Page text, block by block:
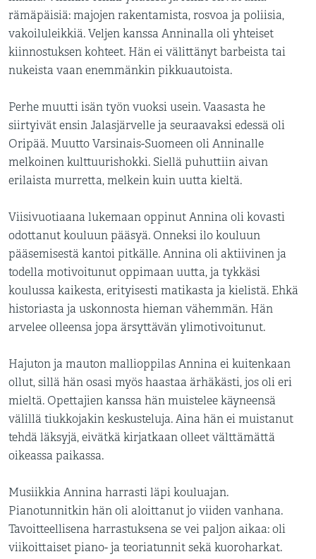
rämäpäisiä: majojen rakentamista, rosvoa ja poliisia,
vakoiluleikkiä. Veljen kanssa Anninalla oli yhteiset
kiinnostuksen kohteet. Hän ei välittänyt barbeista tai
nukeista vaan enemmänkin pikkuautoista.
Perhe muutti isän työn vuoksi usein. Vaasasta he
siirtyivät ensin Jalasjärvelle ja seuraavaksi edessä oli
Oripää. Muutto Varsinais-Suomeen oli Anninalle
melkoinen kulttuurishokki. Siellä puhuttiin aivan
erilaista murretta, melkein kuin uutta kieltä.
Viisivuotiaana lukemaan oppinut Annina oli kovasti
odottanut kouluun pääsyä. Onneksi ilo kouluun
pääsemisestä kantoi pitkälle. Annina oli aktiivinen ja
todella motivoitunut oppimaan uutta, ja tykkäsi
koulussa kaikesta, erityisesti matikasta ja kielistä. Ehkä
historiasta ja uskonnosta hieman vähemmän. Hän
arvelee olleensa jopa ärsyttävän ylimotivoitunut.
Hajuton ja mauton mallioppilas Annina ei kuitenkaan
ollut, sillä hän osasi myös haastaa ärhäkästi, jos oli eri
mieltä. Opettajien kanssa hän muistelee käyneensä
välillä tiukkojakin keskusteluja. Aina hän ei muistanut
tehdä läksyjä, eivätkä kirjatkaan olleet välttämättä
oikeassa paikassa.
Musiikkia Annina harrasti läpi kouluajan.
Pianotunnitkin hän oli aloittanut jo viiden vanhana.
Tavoitteellisena harrastuksena se vei paljon aikaa: oli
viikoittaiset piano- ja teoriatunnit sekä kuoroharkat.